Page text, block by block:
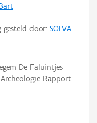
door: SOLVA
De Faluintjes
Rapport